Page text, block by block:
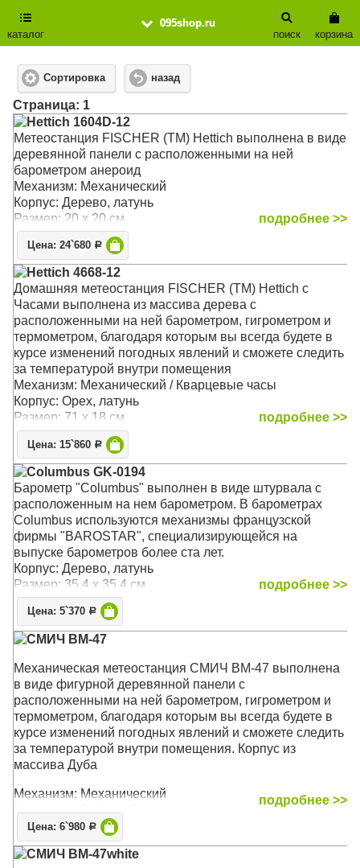
095shop.ru
каталог
корзина
поиск
Сортировка назад
Cтраница: 1
Hettich 1604D-12
Метеостанция FISCHER (TM) Hettich выполнена в виде
деревянной панели с расположенными на ней
барометром анероид
Механизм: Механический
Корпус: Дерево, латунь
Размер: 20 x 20 см
подробнее >>
Цена: 24`680 Р
Hettich 4668-12
Домашняя метеостанция FISCHER (TM) Hettich с
Часами выполнена из массива дерева с
расположенными на ней барометром, гигрометром и
термометром, благодаря которым вы всегда будете в
курсе изменений погодных явлений и сможете следить
за температурой внутри помещения
Механизм: Механический / Кварцевые часы
Корпус: Орех, латунь
Размер: 71 x 18 см
подробнее >>
Цена: 15`860 Р
Columbus GK-0194
Барометр "Columbus" выполнен в виде штурвала с
расположенным на нем барометром. В барометрах
Columbus используются механизмы французской
фирмы "BAROSTAR", специализирующейся на
выпуске барометров более ста лет.
Корпус: Дерево, латунь
Размер: 35,4 х 35,4 см
подробнее >>
Цена: 5`370 Р
СМИЧ BM-47
Механическая метеостанция СМИЧ BM-47 выполнена
в виде фигурной деревянной панели с
расположенными на ней барометром, гигрометром и
термометром, благодаря которым вы всегда будете в
курсе изменений погодных явлений и сможете следить
за температурой внутри помещения. Корпус из
массива Дуба
Механизм: Механический
Материал: Дуб или Берёза
Корпус: Дерево, латунь
Размер: 38,5 x 15,5 х 5 см
подробнее >>
Цена: 6`980 Р
СМИЧ BM-47white